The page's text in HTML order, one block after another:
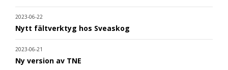
2023-06-22
Nytt fältverktyg hos Sveaskog
2023-06-21
Ny version av TNE